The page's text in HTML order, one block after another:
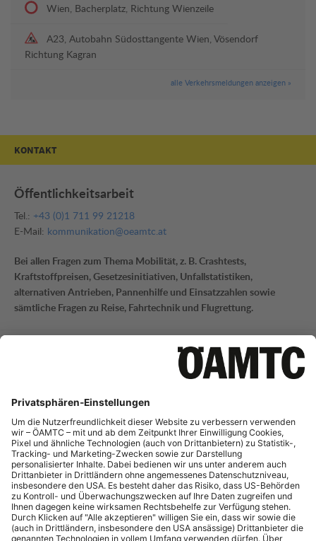
Wien, Bacherplatz, Richtung Wienzeile
A23, Autobahn Südosttangente Wien, Vösendorf
Richtung Kagran
alle Verkehrsmeldungen anzeigen »
KONTAKT
Öffentlichkeitsarbeit
Tel.: +43 (0)1 711 99 21218
E-Mail: kommunikation@oeamtc.at
Bei allen Fragen zum Thema Mobilität, z. B. Crashtests,
Kraftstoffpreisen, Gesetzesinitiativen, Unfallstatistiken,
alternativen Antrieben, Pannenhilfe und Einsatzzahlen sowie
sämtliche Fragen zu Reise, Fahrtechnik und Flugrettung.
E-Mail:
mi-presse@oeamtc.at
Bei Fragen zur aktuellen Verkehrslage und Straßeninfrastruktur
sowie Telematik.